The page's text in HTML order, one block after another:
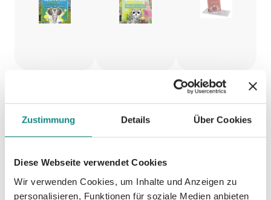
Zustimmung Details Über Cookies
Diese Webseite verwendet Cookies
Wir verwenden Cookies, um Inhalte und Anzeigen zu
personalisieren, Funktionen für soziale Medien anbieten
Malbuch
Malbuch
Malbuch